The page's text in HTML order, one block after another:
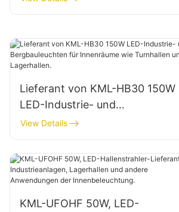
Baustellenbeleuchtung
Lieferant von KML-HB30 150W
LED-Industrie- und
Bergbauleuchten für
Innenräume wie Turnhallen und
Lagerhallen.
View Details
KML-UFOHF 50W, LED-